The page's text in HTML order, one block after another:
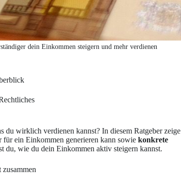
dein Einkommen steigern und mehr verdienen
du wirklich verdienen kannst? In diesem Ratgeber zeige
ein Einkommen generieren kann sowie konkrete
du, wie du dein Einkommen aktiv steigern kannst.